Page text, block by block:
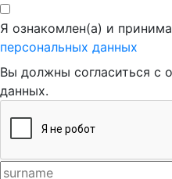
Я ознакомлен(а) и
персональных данных
Вы должны согласиться с
данных.